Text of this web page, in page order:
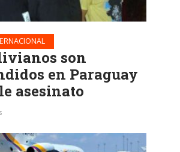
son
en Paraguay
asesinato